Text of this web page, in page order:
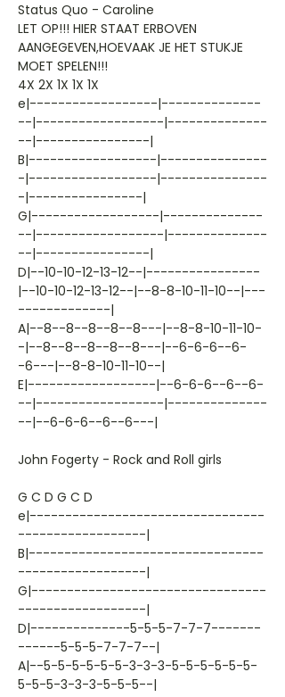
Status Quo - Caroline
LET OP!!! HIER STAAT ERBOVEN
AANGEGEVEN,HOEVAAK JE HET STUKJE
MOET SPELEN!!!
4X 2X 1X 1X 1X
e|------------------|--------------
--|------------------|--------------
--|----------------|
B|------------------|---------------
-|------------------|---------------
-|----------------|
G|------------------|--------------
--|------------------|--------------
--|----------------|
D|--10-10-12-13-12--|----------------
|--10-10-12-13-12--|--8-8-10-11-10--|---
-------------|
A|--8--8--8--8--8---|--8-8-10-11-10-
-|--8--8--8--8--8---|--6-6-6--6-
-6---|--8-8-10-11-10--|
E|------------------|--6-6-6--6--6-
--|------------------|--------------
--|--6-6-6--6--6---|
John Fogerty - Rock and Roll girls
G C D G C D
e|---------------------------------
------------------|
B|---------------------------------
------------------|
G|---------------------------------
------------------|
D|--------------5-5-5-7-7-7-------
------5-5-5-7-7-7--|
A|--5-5-5-5-5-5-3-3-3-5-5-5-5-5-5-
5-5-5-3-3-3-5-5-5--|